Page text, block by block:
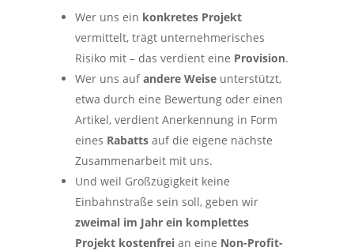
Wer uns ein konkretes Projekt
vermittelt, trägt unternehmerisches
Risiko mit – das verdient eine Provision.
Wer uns aufandere Weiseunterstützt,
etwa durch eine Bewertung oder einen
Artikel, verdient Anerkennung in Form
eines Rabattsauf die eigene nächste
Zusammenarbeit mit uns.
Und weil Großzügigkeit keine
Einbahnstraße sein soll, geben wir
zweimal im Jahr ein komplettes
Projekt kostenfreian eine Non-Profit-